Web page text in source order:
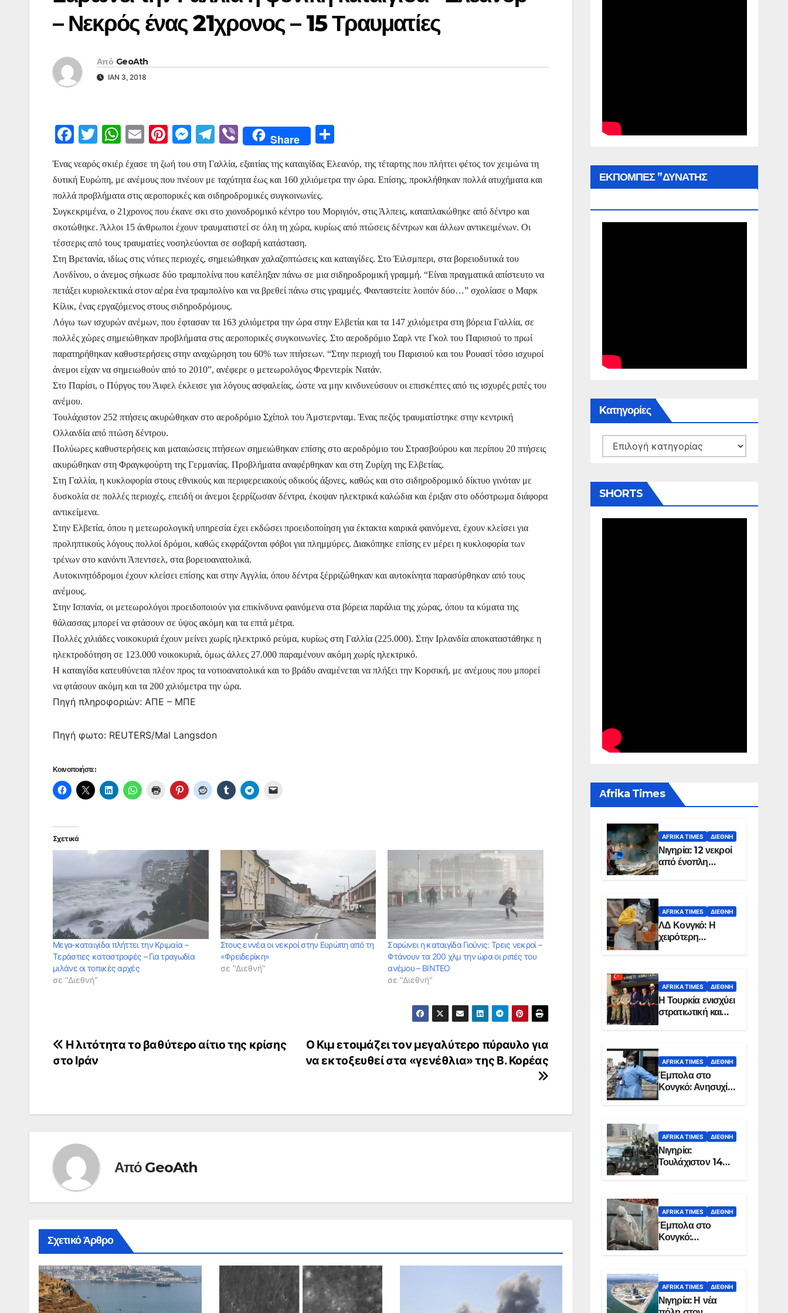
– Νεκρός ένας 21χρονος – 15 Τραυματίες
Από GeoAth
ΙΑΝ 3, 2018
F
c
e
b
o
o
k
T
itt
er
W
at
s
A
p
p
E
ai
l
Pi
er
e
st
M
s
s
e
n
g
er
T
e
gr
a
m
Vi
b
er
Share
ρ
α
σ
τε
ε
Ένας νεαρός σκιέρ έχασε τη ζωή του στη Γαλλία, εξαιτίας της καταιγίδας Ελεανόρ, της τέταρτης που πλήττει φέτος τον χειμώνα τη
δυτική Ευρώπη, με ανέμους που πνέουν με ταχύτητα έως και 160 χιλιόμετρα την ώρα. Επίσης, προκλήθηκαν πολλά ατυχήματα και
πολλά προβλήματα στις αεροπορικές και σιδηροδρομικές συγκοινωνίες.
Συγκεκριμένα, ο 21χρονος που έκανε σκι στο χιονοδρομικό κέντρο του Μοριγιόν, στις Άλπεις, καταπλακώθηκε από δέντρο και
σκοτώθηκε. Άλλοι 15 άνθρωποι έχουν τραυματιστεί σε όλη τη χώρα, κυρίως από πτώσεις δέντρων και άλλων αντικειμένων. Οι
τέσσερις από τους τραυματίες νοσηλεύονται σε σοβαρή κατάσταση.
Στη Βρετανία, ιδίως στις νότιες περιοχές, σημειώθηκαν χαλαζοπτώσεις και καταιγίδες. Στο Έιλσμπερι, στα βορειοδυτικά του
Λονδίνου, ο άνεμος σήκωσε δύο τραμπολίνα που κατέληξαν πάνω σε μια σιδηροδρομική γραμμή. “Είναι πραγματικά απίστευτο να
πετάξει κυριολεκτικά στον αέρα ένα τραμπολίνο και να βρεθεί πάνω στις γραμμές. Φανταστείτε λοιπόν δύο…” σχολίασε ο Μαρκ
Κίλικ, ένας εργαζόμενος στους σιδηροδρόμους.
Λόγω των ισχυρών ανέμων, που έφτασαν τα 163 χιλιόμετρα την ώρα στην Ελβετία και τα 147 χιλιόμετρα στη βόρεια Γαλλία, σε
πολλές χώρες σημειώθηκαν προβλήματα στις αεροπορικές συγκοινωνίες. Στο αεροδρόμιο Σαρλ ντε Γκολ του Παρισιού το πρωί
παρατηρήθηκαν καθυστερήσεις στην αναχώρηση του 60% των πτήσεων. “Στην περιοχή του Παρισιού και του Ρουασί τόσο ισχυροί
άνεμοι είχαν να σημειωθούν από το 2010”, ανέφερε ο μετεωρολόγος Φρεντερίκ Νατάν.
Στο Παρίσι, ο Πύργος του Άιφελ έκλεισε για λόγους ασφαλείας, ώστε να μην κινδυνεύσουν οι επισκέπτες από τις ισχυρές ριπές του
ανέμου.
Τουλάχιστον 252 πτήσεις ακυρώθηκαν στο αεροδρόμιο Σχίπολ του Άμστερνταμ. Ένας πεζός τραυματίστηκε στην κεντρική
Ολλανδία από πτώση δέντρου.
Πολύωρες καθυστερήσεις και ματαιώσεις πτήσεων σημειώθηκαν επίσης στο αεροδρόμιο του Στρασβούρου και περίπου 20 πτήσεις
ακυρώθηκαν στη Φραγκφούρτη της Γερμανίας. Προβλήματα αναφέρθηκαν και στη Ζυρίχη της Ελβετίας.
Στη Γαλλία, η κυκλοφορία στους εθνικούς και περιφερειακούς οδικούς άξονες, καθώς και στο σιδηροδρομικό δίκτυο γινόταν με
δυσκολία σε πολλές περιοχές, επειδή οι άνεμοι ξερρίζωσαν δέντρα, έκοψαν ηλεκτρικά καλώδια και έριξαν στο οδόστρωμα διάφορα
αντικείμενα.
Στην Ελβετία, όπου η μετεωρολογική υπηρεσία έχει εκδώσει προειδοποίηση για έκτακτα καιρικά φαινόμενα, έχουν κλείσει για
προληπτικούς λόγους πολλοί δρόμοι, καθώς εκφράζονται φόβοι για πλημμύρες. Διακόπηκε επίσης εν μέρει η κυκλοφορία των
τρένων στο κανόντι Άπεντσελ, στα βορειοανατολικά.
Αυτοκινητόδρομοι έχουν κλείσει επίσης και στην Αγγλία, όπου δέντρα ξέρριζώθηκαν και αυτοκίνητα παρασύρθηκαν από τους
ανέμους.
Στην Ισπανία, οι μετεωρολόγοι προειδοποιούν για επικίνδυνα φαινόμενα στα βόρεια παράλια της χώρας, όπου τα κύματα της
θάλασσας μπορεί να φτάσουν σε ύψος ακόμη και τα επτά μέτρα.
Πολλές χιλιάδες νοικοκυριά έχουν μείνει χωρίς ηλεκτρικό ρεύμα, κυρίως στη Γαλλία (225.000). Στην Ιρλανδία αποκαταστάθηκε η
ηλεκτροδότηση σε 123.000 νοικοκυριά, όμως άλλες 27.000 παραμένουν ακόμη χωρίς ηλεκτρικό.
Η καταιγίδα κατευθύνεται πλέον προς τα νοτιοανατολικά και το βράδυ αναμένεται να πλήξει την Κορσική, με ανέμους που μπορεί
να φτάσουν ακόμη και τα 200 χιλιόμετρα την ώρα.
Πηγή πληροφοριών: ΑΠΕ – ΜΠΕ
Πηγή φωτο: REUTERS/Mal Langsdon
Κοινοποιήστε:
Σχετικά
Μεγα-καταιγίδα πλήττει την Κριμαία –
Τεράστιες καταστροφές – Για τραγωδία
μιλάνε οι τοπικές αρχές
σε "Διεθνή"
Στους εννέα οι νεκροί στην Ευρώπη από τη
«Φρειδερίκη»
σε "Διεθνή"
Σαρώνει η καταιγίδα Γιούνις: Τρεις νεκροί –
Φτάνουν τα 200 χλμ την ώρα οι ριπές του
ανέμου – ΒΙΝΤΕΟ
σε "Διεθνή"
Πλοήγηση
άρθρων
Ο Κιμ ετοιμάζει τον μεγαλύτερο πύραυλο για
να εκτοξευθεί στα «γενέθλια» της Β. Κορέας
Η λιτότητα το βαθύτερο αίτιο της κρίσης
στο Ιράν
Από GeoAth
Σχετικό Άρθρο
ΕΚΠΟΜΠΕΣ ”ΔΥΝΑΤΗΣ
Kατηγορίες
Kατηγορίες
SHORTS
Αfrika Times
AFRIKA TIMES ΔΙΕΘΝΉ
Νιγηρία: 12 νεκροί
από ένοπλη
επίθεση σε χωριό
AFRIKA TIMES ΔΙΕΘΝΉ
ΛΔ Κονγκό: Η
χειρότερη
επιδημία Έμπολα
χώρας
AFRIKA TIMES ΔΙΕΘΝΉ
Η Τουρκία ενισχύει
στρατιωτική και
ενεργειακή
Σομαλία
AFRIKA TIMES ΔΙΕΘΝΉ
Έμπολα στο
Κονγκό: Ανησυχία
για τη μεγάλη
AFRIKA TIMES ΔΙΕΘΝΉ
Νιγηρία:
Τουλάχιστον 14
νεκροί από
στην Οτούκπο
AFRIKA TIMES ΔΙΕΘΝΉ
Έμπολα στο
Κονγκό:
Ξεπέρασαν τους
AFRIKA TIMES ΔΙΕΘΝΉ
Νιγηρία: Η νέα